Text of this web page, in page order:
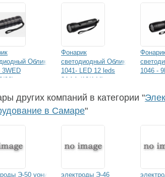
Облик
3WED
96)
Фонарик
светодиодный Облик
1041- LED 12 leds
3AAA (12/144)
1046 -
других компаний в категории "
в Самаре"
Э-50 уони
электроды Э-46